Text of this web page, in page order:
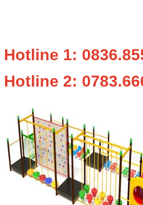
Hotline 1:
Hotline 2: